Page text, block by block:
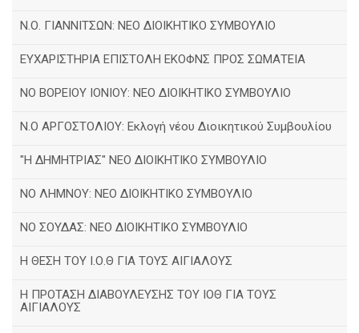
Ν.Ο. ΓΙΑΝΝΙΤΣΩΝ: ΝΕΟ ΔΙΟΙΚΗΤΙΚΟ ΣΥΜΒΟΥΛΙΟ
ΕΥΧΑΡΙΣΤΗΡΙΑ ΕΠΙΣΤΟΛΗ ΕΚΟΦΝΣ ΠΡΟΣ ΣΩΜΑΤΕΙΑ
NO BOΡΕΙΟΥ ΙΟΝΙΟΥ: ΝΕΟ ΔΙΟΙΚΗΤΙΚΟ ΣΥΜΒΟΥΛΙΟ
Ν.Ο ΑΡΓΟΣΤΟΛΙΟΥ: Εκλογή νέου Διοικητικού Συμβουλίου
"Η ΔΗΜΗΤΡΙΑΣ" ΝΕΟ ΔΙΟΙΚΗΤΙΚΟ ΣΥΜΒΟΥΛΙΟ
ΝΟ ΛΗΜΝΟΥ: ΝΕΟ ΔΙΟΙΚΗΤΙΚΟ ΣΥΜΒΟΥΛΙΟ
ΝΟ ΣΟΥΔΑΣ: NEO ΔΙΟΙΚΗΤΙΚΟ ΣΥΜΒΟΥΛΙΟ
Η ΘΕΣΗ ΤΟΥ Ι.Ο.Θ ΓΙΑ ΤΟΥΣ ΑΙΓΙΑΛΟΥΣ
Η ΠΡΟΤΑΣΗ ΔΙΑΒΟΥΛΕΥΣΗΣ ΤΟΥ ΙΟΘ ΓΙΑ ΤΟΥΣ
ΑΙΓΙΑΛΟΥΣ